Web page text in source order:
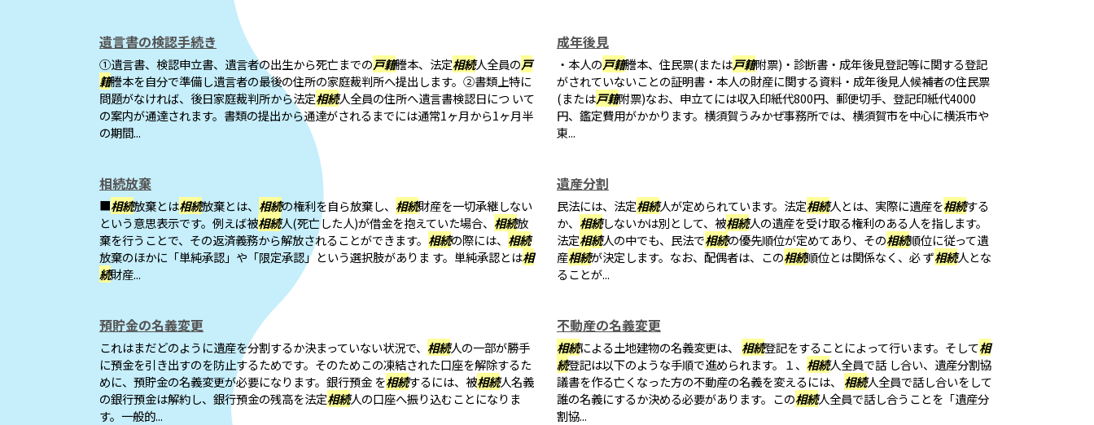
遺言書の検認手続き
①遺言書、検認申立書、遺言者の出生から死亡までの戸籍謄本、法定相続人全員の戸
籍謄本を自分で準備し遺言者の最後の住所の家庭裁判所へ提出します。②書類上特に
問題がなければ、後日家庭裁判所から法定相続人全員の住所へ遺言書検認日につ いて
の案内が通達されます。書類の提出から通達がされるまでには通常1ヶ月から1ヶ月半
の期間...
成年後見
・本人の戸籍謄本、住民票(または戸籍附票)・診断書・成年後見登記等に関する登記
がされていないことの証明書・本人の財産に関する資料・成年後見人候補者の住民票
(または戸籍附票)なお、申立てには収入印紙代800円、郵便切手、登記印紙代4000
円、鑑定費用がかかります。横須賀うみかぜ事務所では、横須賀市を中心に横浜市や
東...
相続放棄
■相続放棄とは相続放棄とは、 相続の権利を自ら放棄し、 相続財産を一切承継しない
という意思表示です。例えば被相続人(死亡した人)が借金を抱えていた場合、 相続放
棄を行うことで、その返済義務から解放されることができます。 相続の際には、 相続
放棄のほかに「単純承認」や「限定承認」という選択肢がありま す。単純承認とは相
続財産...
遺産分割
民法には、法定相続人が定められています。法定相続人とは、実際に遺産を相続する
か、 相続しないかは別として、被相続人の遺産を受け取る権利のある人を指します。
法定相続人の中でも、民法で相続の優先順位が定めてあり、その相続順位に従って遺
産相続が決定します。なお、配偶者は、この相続順位とは関係なく、必 ず相続人とな
ることが...
預貯金の名義変更
これはまだどのように遺産を分割するか決まっていない状況で、 相続人の一部が勝手
に預金を引き出すのを防止するためです。そのためこの凍結された口座を解除するた
めに、預貯金の名義変更が必要になります。銀行預金 を相続するには、被相続人名義
の銀行預金は解約し、銀行預金の残高を法定相続人の口座へ振り込むことになりま
す。一般的...
不動産の名義変更
相続による土地建物の名義変更は、 相続登記をすることによって行います。そして相
続登記は以下のような手順で進められます。１、 相続人全員で話 し合い、遺産分割協
議書を作る亡くなった方の不動産の名義を変えるには、 相続人全員で話し合いをして
誰の名義にするか決める必要があります。この相続人全員で話し合うことを「遺産分
割協...